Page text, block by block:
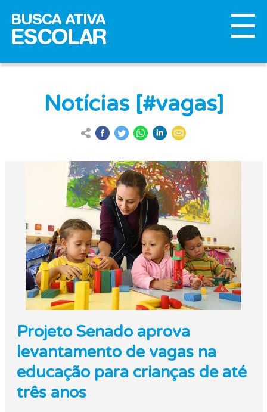
Notícias [#vagas]
Projeto Senado aprova
levantamento de vagas na
educação para crianças de até
três anos